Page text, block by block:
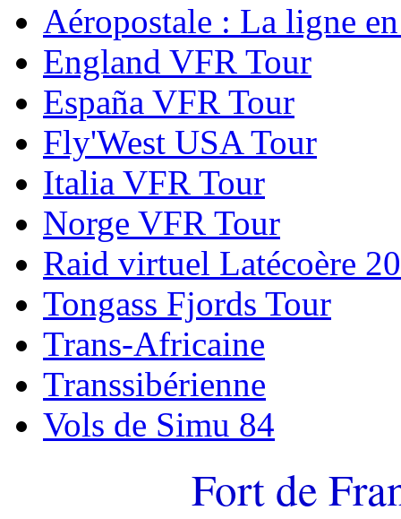
Aéropostale : La ligne
England VFR Tour
España VFR Tour
Fly'West USA Tour
Italia VFR Tour
Norge VFR Tour
Raid virtuel Latécoère
Tongass Fjords Tour
Trans-Africaine
Transsibérienne
Vols de Simu 84
Fort de